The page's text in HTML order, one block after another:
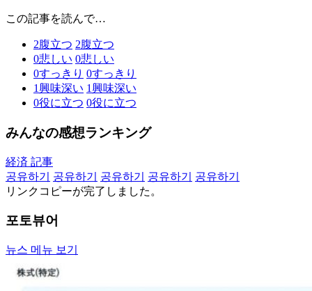
この記事を読んで…
2腹立つ 2腹立つ
0悲しい 0悲しい
0すっきり 0すっきり
1興味深い 1興味深い
0役に立つ 0役に立つ
みんなの感想ランキング
経済 記事
공유하기
공유하기 공유하기 공유하기
공유하기
リンクコピーが完了しました。
포토뷰어
뉴스 메뉴 보기